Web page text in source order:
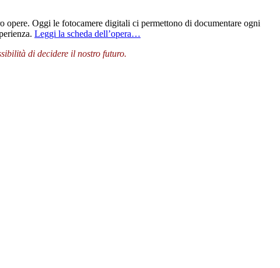
Oggi le fotocamere digitali ci permettono di documentare ogni
Leggi la scheda dell’opera…
di decidere il nostro futuro.